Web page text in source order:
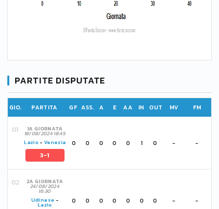
PARTITE DISPUTATE
GIO. PARTITA GF ASS. A E AA IN OUT MV FM
1A GIORNATA
18/08/2024 18:45
Lazio -Venezia
3-1
0 0 0 0 0 1 0 - -
2A GIORNATA
24/08/2024
16:30
Udinese -
Lazio 0 0 0 0 0 0 0 - -